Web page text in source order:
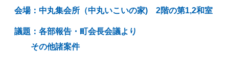
会場：中丸集会所（中丸いこいの家) 2階の第1,2和室
議題：各部報告・町会長会議より
その他諸案件